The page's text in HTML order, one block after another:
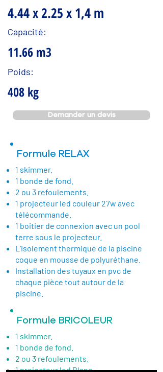
4.44 x 2.25 x 1,4 m
Capacité:
11.66 m3
Poids:
408 kg
Demander un devis
Formule RELAX
1 skimmer.
1 bonde de fond.
2 ou 3 refoulements.
1 projecteur led couleur 27w avec
télécommande.
1 boitier de connexion avec un pool
terre sous le projecteur.
L’isolement thermique de la piscine
coque en mousse de polyuréthane.
Installation des tuyaux en pvc de
chaque pièce tout autour de la
piscine.
Formule BRICOLEUR
1 skimmer.
1 bonde de fond.
2 ou 3 refoulements.
1 projecteur led Blanc.